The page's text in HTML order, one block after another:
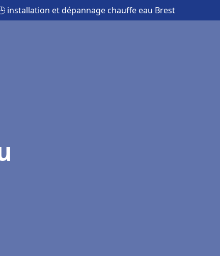
installation et dépannage chauffe eau Brest